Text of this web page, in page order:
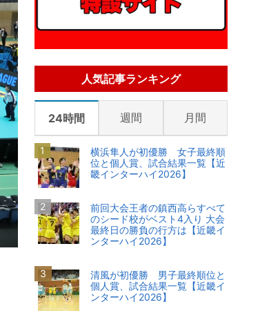
人気記事ランキング
24時間 週間 月間
横浜隼人が初優勝 女子最終順
位と個人賞、試合結果一覧【近
畿インターハイ2026】
前回大会王者の鎮西高らすべて
のシード校がベスト4入り 大会
最終日の勝負の行方は【近畿イ
ンターハイ2026】
清風が初優勝 男子最終順位と
個人賞、試合結果一覧【近畿イ
ンターハイ2026】